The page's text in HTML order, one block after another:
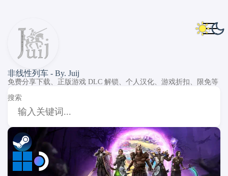
非线性列车 - By. Juij
免费分享下载、正版游戏 DLC 解锁、个人汉化、游戏折扣、限免等
搜索